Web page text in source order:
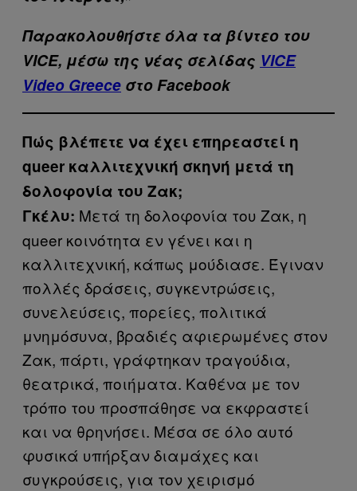
Παρακολουθήστε όλα τα βίντεo του
VICE, μέσω της νέας σελίδας VICE
Video Greece στο Facebook
Πώς βλέπετε να έχει επηρεαστεί η
queer καλλιτεχνική σκηνή μετά τη
δολοφονία του Ζακ;
Γκέλυ: Μετά τη δολοφονία του Ζακ, η
queer κοινότητα εν γένει και η
καλλιτεχνική, κάπως μούδιασε. Έγιναν
πολλές δράσεις, συγκεντρώσεις,
συνελεύσεις, πορείες, πολιτικά
μνημόσυνα, βραδιές αφιερωμένες στον
Ζακ, πάρτι, γράφτηκαν τραγούδια,
θεατρικά, ποιήματα. Καθένα με τον
τρόπο του προσπάθησε να εκφραστεί
και να θρηνήσει. Μέσα σε όλο αυτό
φυσικά υπήρξαν διαμάχες και
συγκρούσεις, για τον χειρισμό